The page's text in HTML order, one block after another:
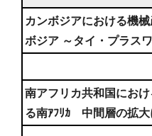
カンボジアにおける機
ボジア ～タイ・プラス
南アフリカ共和国にお
る南ｱﾌﾘｶ 中間層の拡大